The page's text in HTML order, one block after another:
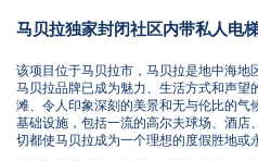
马贝拉独家封闭社区内带私人电
该项目位于马贝拉市，马贝拉是地中海地
马贝拉品牌已成为魅力、生活方式和声望
滩、令人印象深刻的美景和无与伦比的气
基础设施，包括一流的高尔夫球场、酒店
切都使马贝拉成为一个理想的度假胜地或